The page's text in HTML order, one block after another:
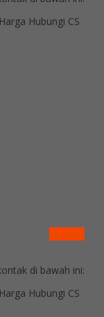
Hubungi CS
via SMS
di bawah ini:
Hubungi CS